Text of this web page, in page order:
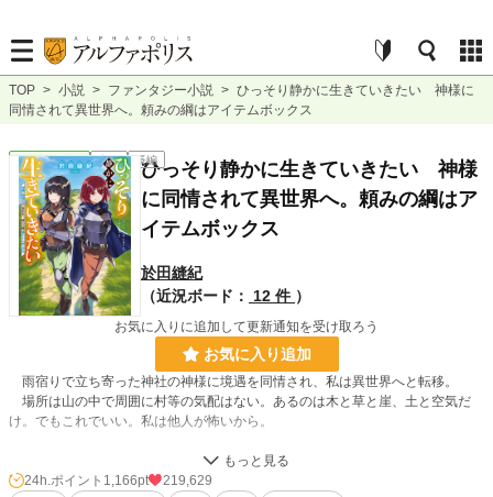
TOP > 小説 > ファンタジー小説 > ひっそり静かに生きていきたい 神様に
同情されて異世界へ。頼みの綱はアイテムボックス
ファンタジー 完結 長編
ひっそり静かに生きていきたい 神様
に同情されて異世界へ。頼みの綱はア
イテムボックス
於田縫紀
（近況ボード：
12 件 ）
お気に入りに追加して更新通知を受け取ろう
お気に入り追加
雨宿りで立ち寄った神社の神様に境遇を同情され、私は異世界へと転移。
場所は山の中で周囲に村等の気配はない。あるのは木と草と崖、土と空気だ
け。でもこれでいい。私は他人が怖いから。
1,240 位 / 228,881 件
24h.ポイント 1,166pt
219,629